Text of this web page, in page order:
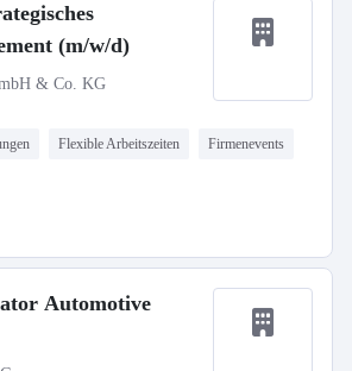
(m/w/d)
& Co. KG
Flexible Arbeitszeiten Firmenevents
Automotive